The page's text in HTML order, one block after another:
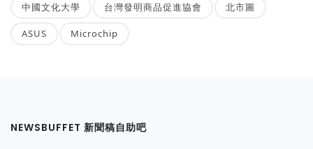
中國文化大學 台灣發明商品促進協會 北市圖
ASUS Microchip
NEWSBUFFET 新聞稿自助吧